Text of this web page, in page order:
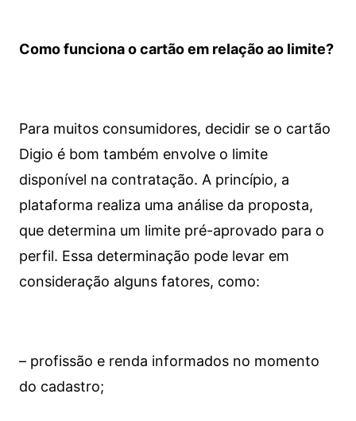
Como funciona o cartão em relação ao limite?
Para muitos consumidores, decidir se o cartão
Digio é bom também envolve o limite
disponível na contratação. A princípio, a
plataforma realiza uma análise da proposta,
que determina um limite pré-aprovado para o
perfil. Essa determinação pode levar em
consideração alguns fatores, como:
– profissão e renda informados no momento
do cadastro;